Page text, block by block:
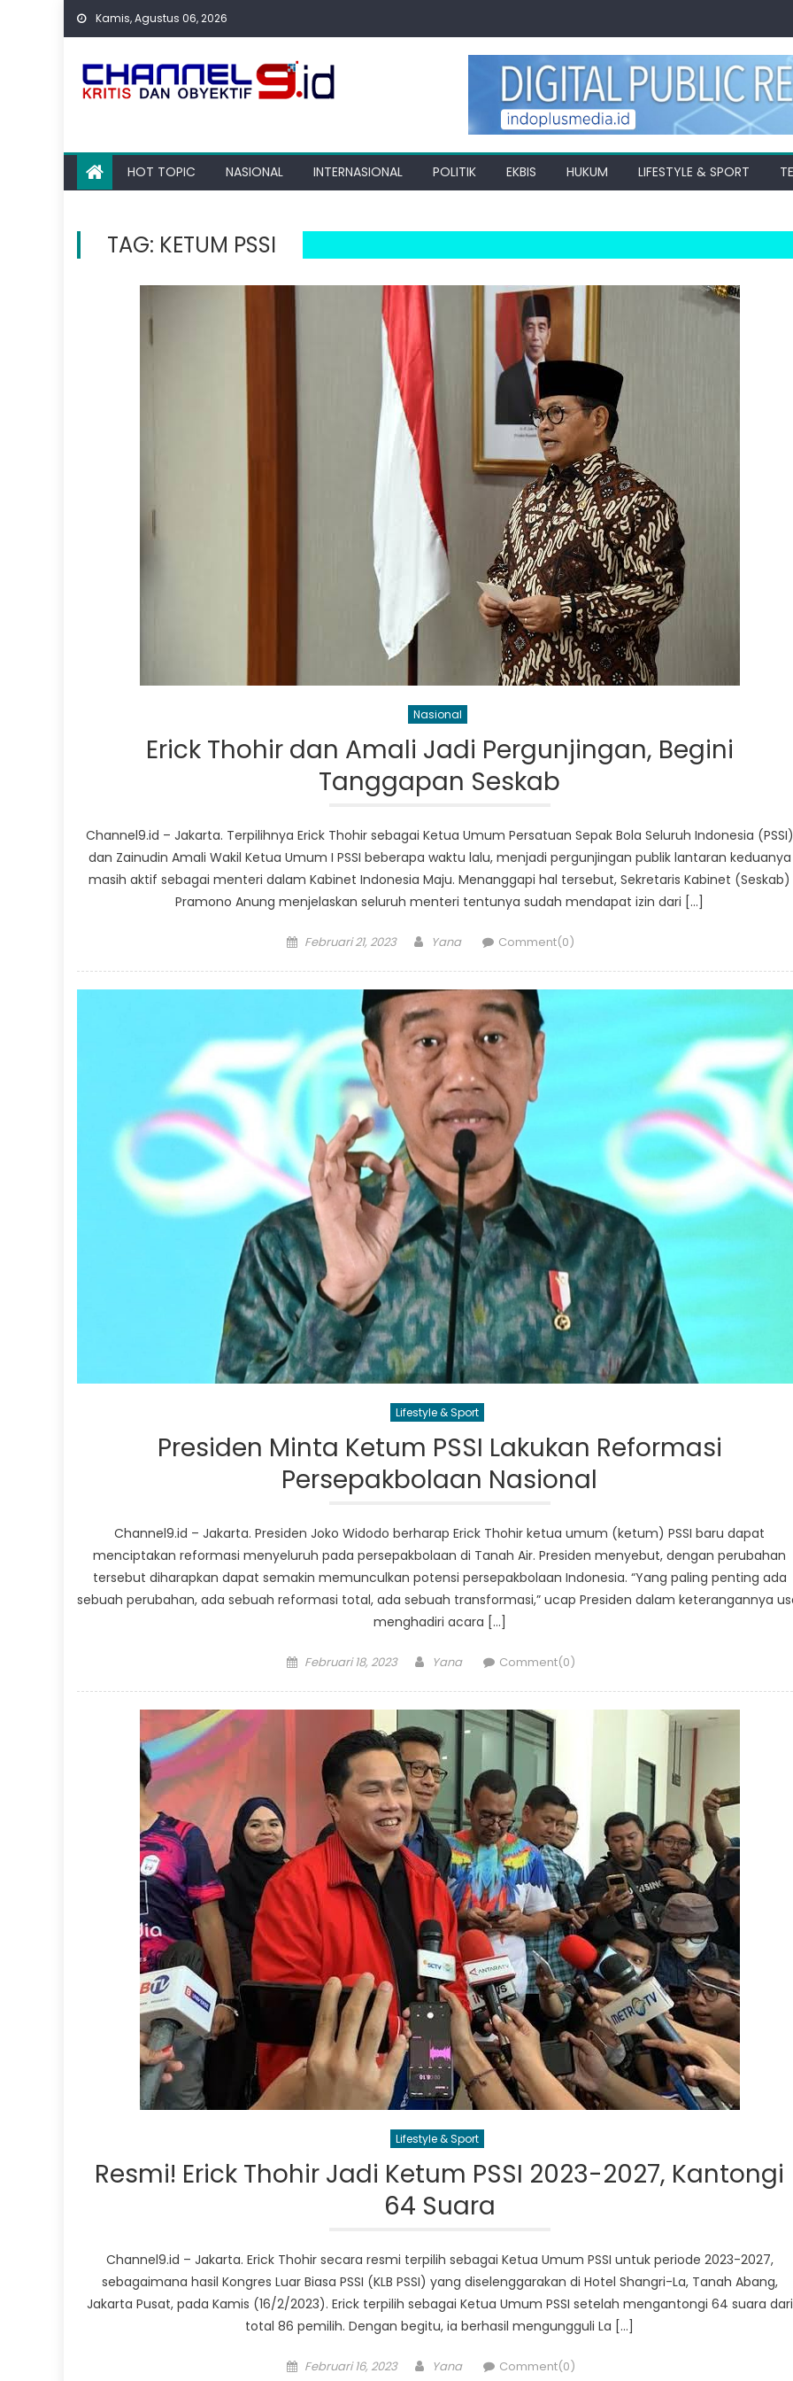
Skip
Kamis, Agustus 06, 2026
HOT TOPIC NASIONAL INTERNASIONAL POLITIK EKBIS HUKUM LIFESTYLE & SPORT
TAG: KETUM PSSI
Nasional
Erick Thohir dan Amali Jadi Pergunjingan, Begini
Tanggapan Seskab
Channel9.id – Jakarta. Terpilihnya Erick Thohir sebagai Ketua Umum Persatuan Sepak Bola Seluruh Indonesia (PSSI)
dan Zainudin Amali Wakil Ketua Umum I PSSI beberapa waktu lalu, menjadi pergunjingan publik lantaran keduanya
masih aktif sebagai menteri dalam Kabinet Indonesia Maju. Menanggapi hal tersebut, Sekretaris Kabinet (Seskab)
Pramono Anung menjelaskan seluruh menteri tentunya sudah mendapat izin dari […]
Posted
Februari 21, 2023 Author
Yana Comment(0)
Lifestyle & Sport
Presiden Minta Ketum PSSI Lakukan Reformasi
Persepakbolaan Nasional
Channel9.id – Jakarta. Presiden Joko Widodo berharap Erick Thohir ketua umum (ketum) PSSI baru dapat
menciptakan reformasi menyeluruh pada persepakbolaan di Tanah Air. Presiden menyebut, dengan perubahan
tersebut diharapkan dapat semakin memunculkan potensi persepakbolaan Indonesia. “Yang paling penting ada
sebuah perubahan, ada sebuah reformasi total, ada sebuah transformasi,” ucap Presiden dalam keterangannya
menghadiri acara […]
Posted
Februari 18, 2023 Author
Yana Comment(0)
Lifestyle & Sport
Resmi! Erick Thohir Jadi Ketum PSSI 2023-2027, Kantongi
64 Suara
Channel9.id – Jakarta. Erick Thohir secara resmi terpilih sebagai Ketua Umum PSSI untuk periode 2023-2027,
sebagaimana hasil Kongres Luar Biasa PSSI (KLB PSSI) yang diselenggarakan di Hotel Shangri-La, Tanah Abang,
Jakarta Pusat, pada Kamis (16/2/2023). Erick terpilih sebagai Ketua Umum PSSI setelah mengantongi 64 suara dari
total 86 pemilih. Dengan begitu, ia berhasil mengungguli La […]
Posted
Februari 16, 2023 Author
Yana Comment(0)